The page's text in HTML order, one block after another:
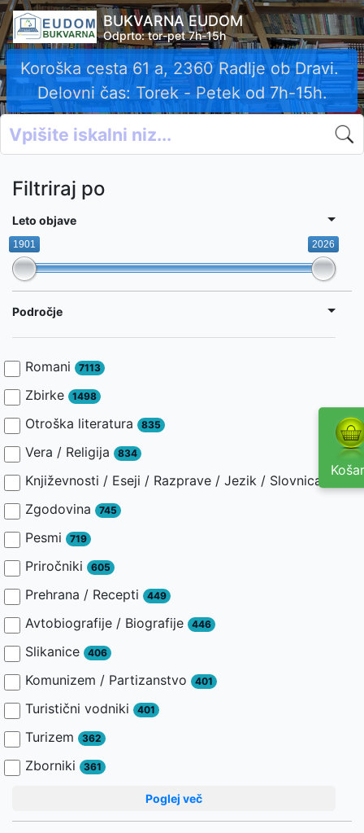
BUKVARNA EUDOM
Odprto: tor-pet 7h-15h
a, 2360 Radlje ob Dravi.
- Petek od 7h-15h.
Vsako knjigo
Povprečna
Filtriraj po
Leto objave
1901 2026
Področje
Romani 7113
Zbirke 1498
Otroška literatura 835
Vera / Religija 834
Književnosti / Eseji / Razprave / Jezik / Slovnica /
Zgodovina
745
Pesmi 719
Priročniki 605
Prehrana / Recepti 449
Avtobiografije / Biografije 446
Slikanice 406
Komunizem / Partizanstvo 401
Turistični vodniki 401
Turizem 362
Zborniki 361
Poglej več